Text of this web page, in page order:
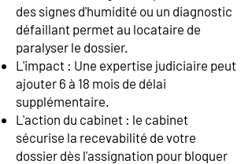
des signes d'humidité ou un diagnostic
défaillant permet au locataire de
paralyser le dossier.
L'impact : Une expertise judiciaire peut
ajouter 6 à 18 mois de délai
supplémentaire.
L'action du cabinet : le cabinet
sécurise la recevabilité de votre
dossier dès l'assignation pour bloquer